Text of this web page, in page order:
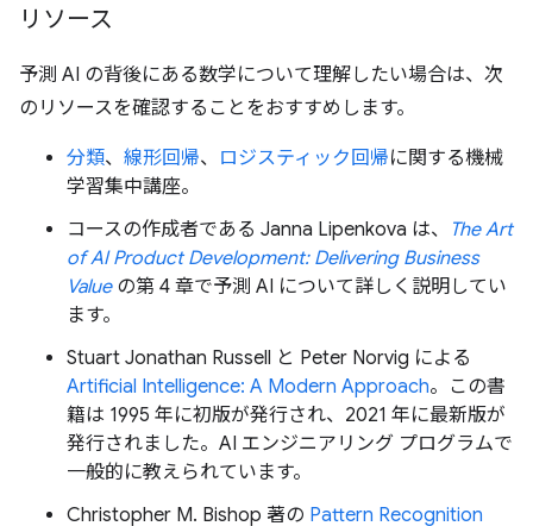
リソース
予測 AI の背後にある数学について理解したい場合は、次
のリソースを確認することをおすすめします。
分類、 線形回帰、 ロジスティック回帰に関する機械
学習集中講座。
コースの作成者である Janna Lipenkova は、
The Art
of AI Product Development: Delivering Business
Valueの第 4 章で予測 AI について詳しく説明してい
ます。
Stuart Jonathan Russell と Peter Norvig による
Artificial Intelligence: A Modern Approach。この書
籍は 1995 年に初版が発行され、2021 年に最新版が
発行されました。AI エンジニアリング プログラムで
一般的に教えられています。
Christopher M. Bishop 著の Pattern Recognition